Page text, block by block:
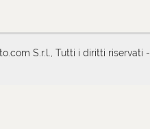
S.r.l., Tutti i diritti riservati -